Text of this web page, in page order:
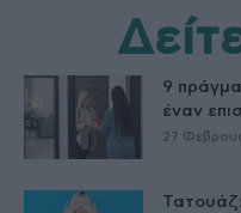
9
έναν
27